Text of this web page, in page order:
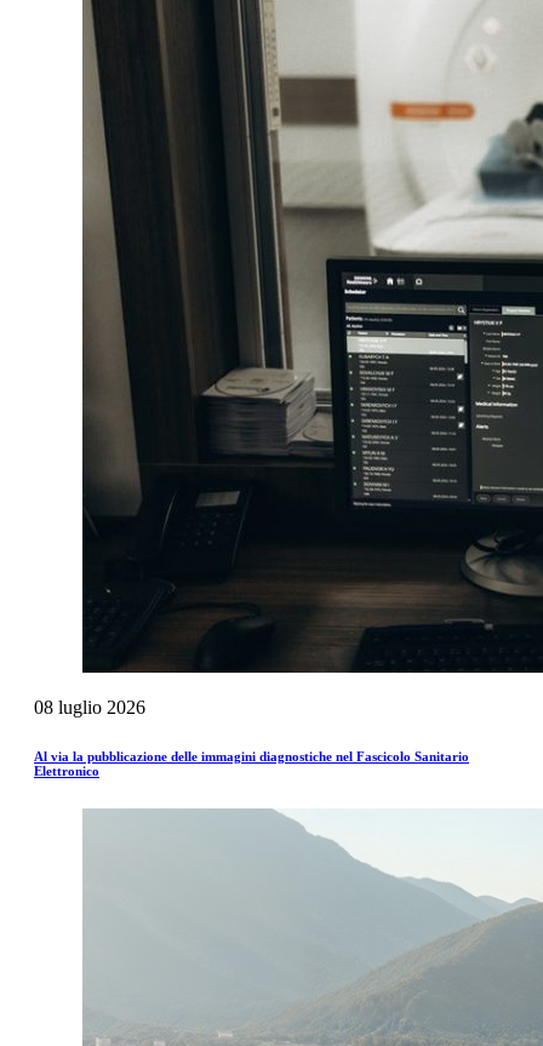
08 luglio 2026
Al via la pubblicazione delle immagini diagnostiche nel Fascicolo Sanitario
Elettronico